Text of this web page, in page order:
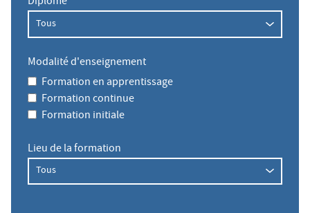
Modalité d'enseignement
Formation en apprentissage
Formation continue
Formation initiale
Lieu de la formation